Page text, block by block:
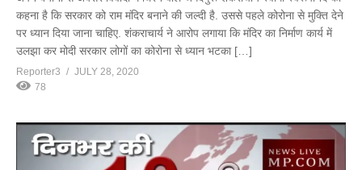
कहना है कि सरकार को राम मंदिर बनाने की जल्दी है. उससे पहले कोरोना से मुक्ति देने
पर ध्यान दिया जाना चाहिए. शंकराचार्य ने आरोप लगाया कि मंदिर का निर्माण कार्य में
उलझा कर मोदी सरकार लोगों का कोरोना से ध्यान भटका […]
Reporter3
JULY 28, 2020
78